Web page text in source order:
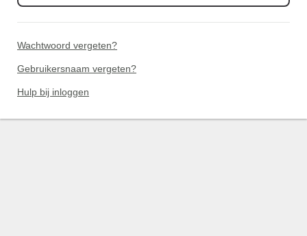
Wachtwoord vergeten?
Gebruikersnaam vergeten?
Hulp bij inloggen